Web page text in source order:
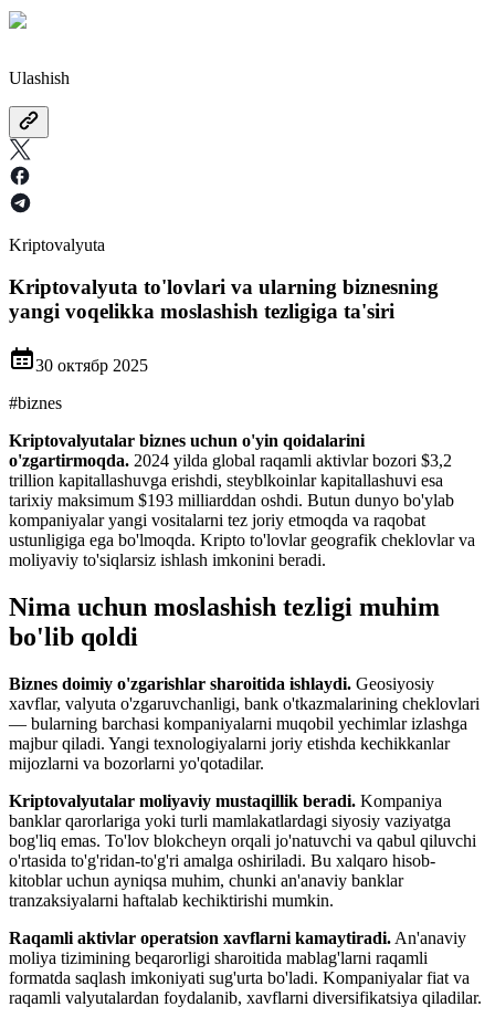
Ulashish
Kriptovalyuta
Kriptovalyuta to'lovlari va ularning biznesning
yangi voqelikka moslashish tezligiga ta'siri
30 октябр 2025
#biznes
Kriptovalyutalar biznes uchun o'yin qoidalarini
o'zgartirmoqda. 2024 yilda global raqamli aktivlar bozori $3,2
trillion kapitallashuvga erishdi, steyblkoinlar kapitallashuvi esa
tarixiy maksimum $193 milliarddan oshdi. Butun dunyo bo'ylab
kompaniyalar yangi vositalarni tez joriy etmoqda va raqobat
ustunligiga ega bo'lmoqda. Kripto to'lovlar geografik cheklovlar va
moliyaviy to'siqlarsiz ishlash imkonini beradi.
Nima uchun moslashish tezligi muhim
bo'lib qoldi
Biznes doimiy o'zgarishlar sharoitida ishlaydi. Geosiyosiy
xavflar, valyuta o'zgaruvchanligi, bank o'tkazmalarining cheklovlari
— bularning barchasi kompaniyalarni muqobil yechimlar izlashga
majbur qiladi. Yangi texnologiyalarni joriy etishda kechikkanlar
mijozlarni va bozorlarni yo'qotadilar.
Kriptovalyutalar moliyaviy mustaqillik beradi. Kompaniya
banklar qarorlariga yoki turli mamlakatlardagi siyosiy vaziyatga
bog'liq emas. To'lov blokcheyn orqali jo'natuvchi va qabul qiluvchi
o'rtasida to'g'ridan-to'g'ri amalga oshiriladi. Bu xalqaro hisob-
kitoblar uchun ayniqsa muhim, chunki an'anaviy banklar
tranzaksiyalarni haftalab kechiktirishi mumkin.
Raqamli aktivlar operatsion xavflarni kamaytiradi. An'anaviy
moliya tizimining beqarorligi sharoitida mablag'larni raqamli
formatda saqlash imkoniyati sug'urta bo'ladi. Kompaniyalar fiat va
raqamli valyutalardan foydalanib, xavflarni diversifikatsiya qiladilar.